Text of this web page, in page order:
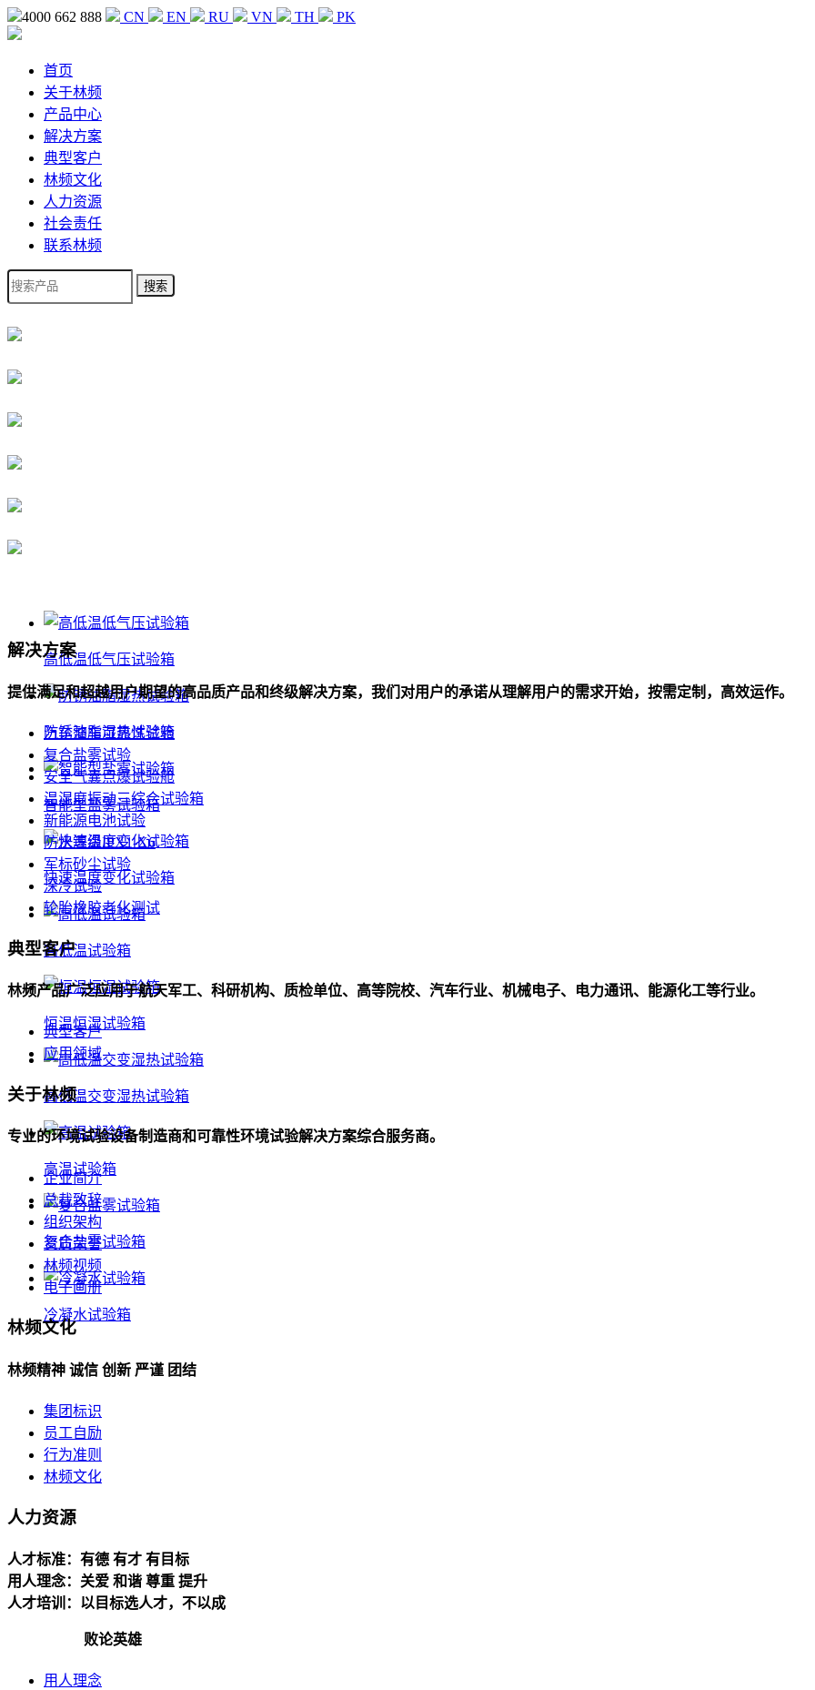
4000 662 888 CN EN RU VN TH PK
首页
关于林频
产品中心
解决方案
典型客户
林频文化
人力资源
社会责任
联系林频
高低温低气压试验箱
防锈油脂湿热试验箱
智能型盐雾试验箱
快速温度变化试验箱
高低温试验箱
恒温恒湿试验箱
高低温交变湿热试验箱
高温试验箱
复合盐雾试验箱
冷凝水试验箱
解决方案
提供满足和超越用户期望的高品质产品和终级解决方案，我们对用户的承诺从理解用户的需求开始，按需定制，高效运作。
汽车整车可靠性试验
复合盐雾试验
安全气囊点爆试验舱
温湿度振动三综合试验箱
新能源电池试验
防水等级IPX1-X6
军标砂尘试验
深冷试验
轮胎橡胶老化测试
典型客户
林频产品广泛应用于航天军工、科研机构、质检单位、高等院校、汽车行业、机械电子、电力通讯、能源化工等行业。
典型客户
应用领域
关于林频
专业的环境试验设备制造商和可靠性环境试验解决方案综合服务商。
企业简介
总裁致辞
组织架构
资质荣誉
林频视频
电子画册
林频文化
林频精神 诚信 创新 严谨 团结
集团标识
员工自励
行为准则
林频文化
人力资源
人才标准：有德 有才 有目标
用人理念：关爱 和谐 尊重 提升
人才培训：以目标选人才，不以成
败论英雄
用人理念